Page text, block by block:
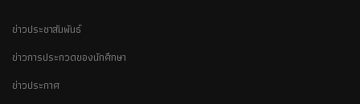
ข่าวประชาสัมพันธ์
ข่าวการประกวดของนักศึกษา
ข่าวประกาศ